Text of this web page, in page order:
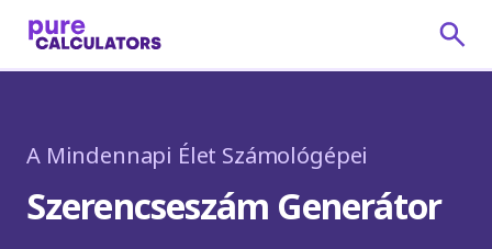
A Mindennapi Élet Számológépei
Szerencseszám Generátor